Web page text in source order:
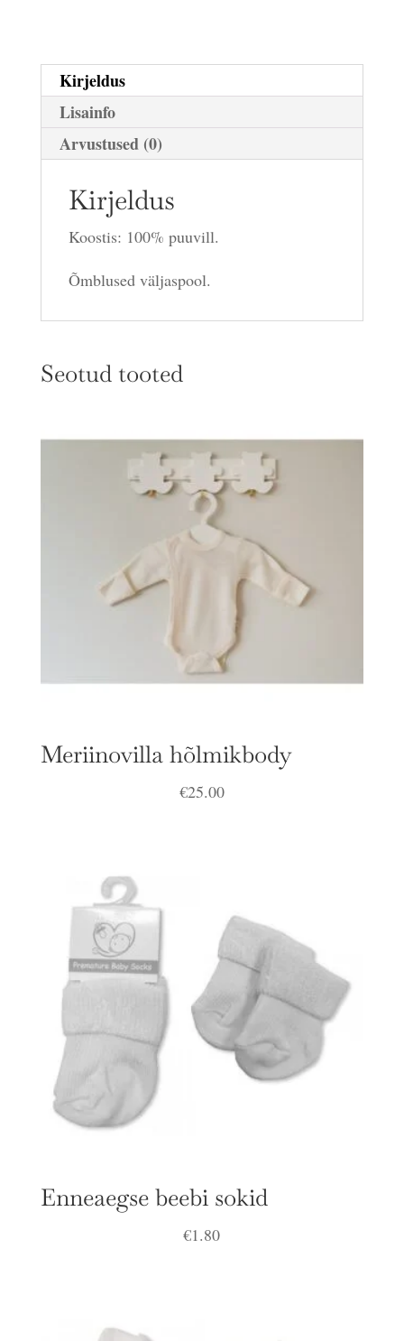
Kirjeldus
Lisainfo
Arvustused (0)
Kirjeldus
Koostis: 100% puuvill.
Õmblused väljaspool.
Seotud tooted
Meriinovilla hõlmikbody
€25.00
Enneaegse beebi sokid
€1.80